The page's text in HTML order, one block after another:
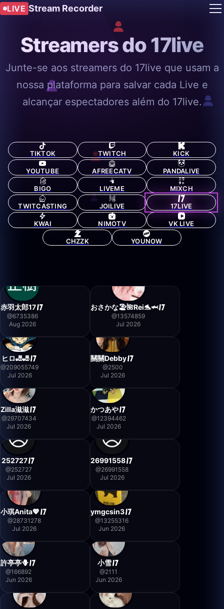
LIVE Stream Recorder
Streamers do 17live
Junte-se aos streamers do 17live que usam a
nossa plataforma para salvar cada Live e
alcançar espectadores além do 17live.
TIKTOK TWITCH KICK
YOUTUBE AFREECATV PANDALIVE
BIGO LIVEME MIXCH
TWITCASTING JOILIVE 17LIVE
KWAI NIMOTV VK LIVE
CHZZK YOUNOW
赤羽太郎17
@6735386
Aug 2026
おさかな🏖🌺Rei🐬🦈
@13574859
Jul 2026
ヒロ🎳🎳
@209055749
Jul 2026
關關Debby
@2500
Jul 2026
Zilla滋滋
@29707434
Jul 2026
かつあや
@12394462
Jul 2026
252727
@252727
Jul 2026
26991558
@26991558
Jul 2026
小琪Anita💖
@28731278
Jul 2026
ymgcsin3
@13255316
Jun 2026
許亭亭🪻
@166892
Jun 2026
小雪
@2111
Jun 2026